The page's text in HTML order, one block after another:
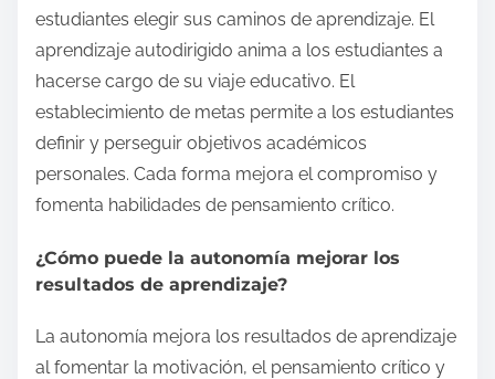
estudiantes elegir sus caminos de aprendizaje. El
aprendizaje autodirigido anima a los estudiantes a
hacerse cargo de su viaje educativo. El
establecimiento de metas permite a los estudiantes
definir y perseguir objetivos académicos
personales. Cada forma mejora el compromiso y
fomenta habilidades de pensamiento crítico.
¿Cómo puede la autonomía mejorar los
resultados de aprendizaje?
La autonomía mejora los resultados de aprendizaje
al fomentar la motivación, el pensamiento crítico y